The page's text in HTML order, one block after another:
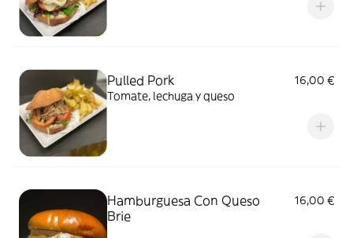
Pulled Pork
16,00 €
Tomate, lechuga y queso
Hamburguesa Con Queso
Brie
16,00 €